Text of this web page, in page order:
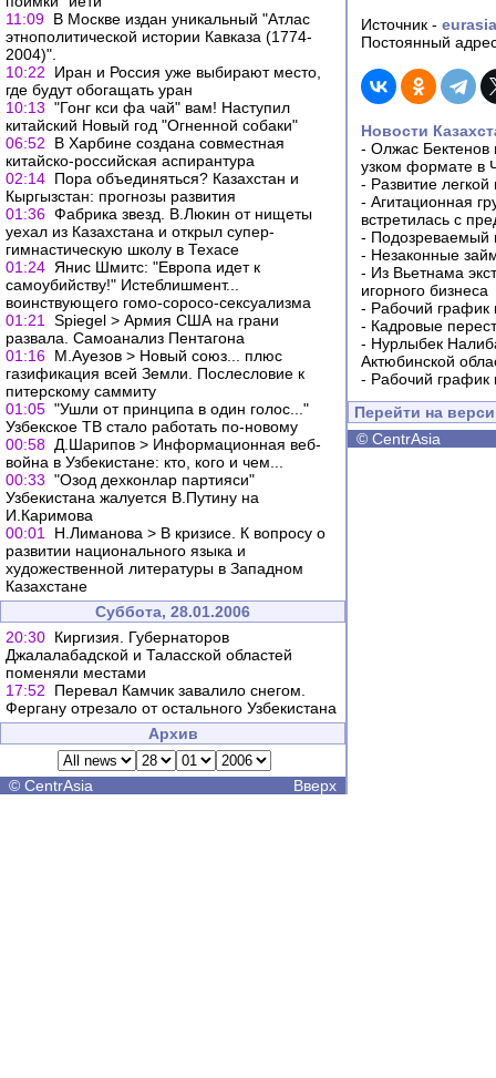
11:09 В Москве издан уникальный "Атлас
этнополитической истории Кавказа (1774-
2004)".
10:22
Иран и Россия уже выбирают место,
где будут обогащать уран
10:13 "Гонг кси фа чай" вам! Наступил
китайский Новый год "Огненной собаки"
06:52
В Харбине создана совместная
китайско-российская аспирантура
02:14 Пора объединяться? Казахстан и
Кыргызстан: прогнозы развития
01:36 Фабрика звезд. В.Люкин от нищеты
уехал из Казахстана и открыл супер-
гимнастическую школу в Техасе
01:24 Янис Шмитс: "Европа идет к
самоубийству!" Истеблишмент...
воинствующего гомо-соросо-сексуализма
01:21
Spiegel > Армия США на грани
развала. Самоанализ Пентагона
01:16 М.Ауезов > Новый союз... плюс
газификация всей Земли. Послесловие к
питерскому саммиту
01:05 "Ушли от принципа в один голос..."
Узбекское ТВ стало работать по-новому
00:58 Д.Шарипов > Информационная веб-
война в Узбекистане: кто, кого и чем...
00:33 "Озод дехконлар партияси"
Узбекистана жалуется В.Путину на
И.Каримова
00:01
Н.Лиманова > В кризисе. К вопросу о
развитии национального языка и
художественной литературы в Западном
Казахстане
Суббота, 28.01.2006
20:30 Киргизия. Губернаторов
Джалалабадской и Таласской областей
поменяли местами
17:52
Перевал Камчик завалило снегом.
Фергану отрезало от остального Узбекистана
Архив
© CentrAsia Вверх
Источник -
Постоянный
Новости
- Олжас Бектенов
узком формате в
- Развитие
- Агитационная
встретилась с
- Подозреваемый
- Незаконные
- Из Вьетнама
игорного бизнеса
- Рабочий график
- Кадровые
- Нурлыбек
Актюбинской
- Рабочий график
Перейти на
© CentrAsia